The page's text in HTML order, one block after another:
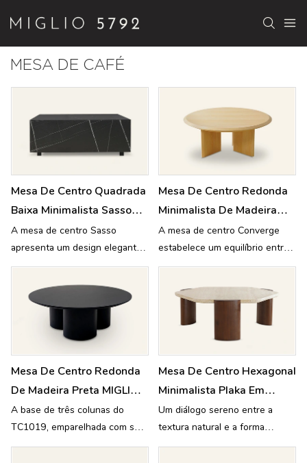
MESA DE CAFÉ
Mesa De Centro Quadrada
Baixa Minimalista Sasso
Em Mármore B53
A mesa de centro Sasso
apresenta um design elegante
e discreto com mármore polido
refinado, exalando uma
elegância contemporânea
sofisticada.
Mesa De Centro Redonda
Minimalista De Madeira
Converge TC1021
A mesa de centro Converge
estabelece um equilíbrio entre
a filosofia geométrica e o ritmo
Mesa De Centro Redonda
De Madeira Preta MIGLIO
Com Base De Três Colunas
TC1019
A base de três colunas do
TC1019, emparelhada com sua
elegante madeira, cria um
Mesa De Centro Hexagonal
Minimalista Plaka Em
Travertino Com Pés De
Madeira TC1065
Um diálogo sereno entre a
textura natural e a forma
geométrica — a mesa de centro